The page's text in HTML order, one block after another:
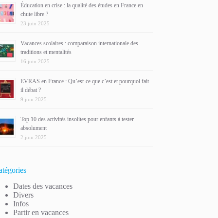
Éducation en crise : la qualité des études en France en
chute libre ?
23 juin 2025
Vacances scolaires : comparaison internationale des
traditions et mentalités
16 juin 2025
EVRAS en France : Qu’est-ce que c’est et pourquoi fait-
il débat ?
9 juin 2025
Top 10 des activités insolites pour enfants à tester
absolument
2 juin 2025
Dates des vacances
Divers
Infos
Partir en vacances